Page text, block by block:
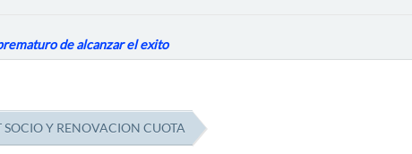
de alcanzar el exito
SOCIO Y RENOVACION CUOTA